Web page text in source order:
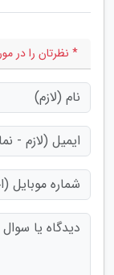
* نظرتان را در